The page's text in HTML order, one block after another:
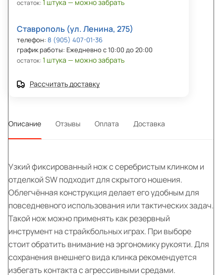
остаток:1 штука — можно забрать
Ставрополь (ул. Ленина, 275)
телефон: 8 (905) 407-01-36
график работы: Ежедневно с 10:00 до 20:00
остаток:1 штука — можно забрать
Рассчитать доставку
Описание Отзывы Оплата Доставка
Узкий фиксированный нож с серебристым клинком и
отделкой SW подходит для скрытого ношения.
Облегчённая конструкция делает его удобным для
повседневного использования или тактических задач.
Такой нож можно применять как резервный
инструмент на страйкбольных играх. При выборе
стоит обратить внимание на эргономику рукояти. Для
сохранения внешнего вида клинка рекомендуется
избегать контакта с агрессивными средами.